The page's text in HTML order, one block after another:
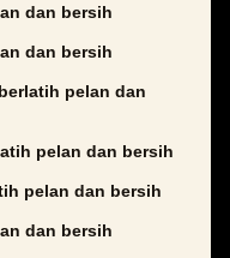
dan bersih
dan bersih
pelan dan
pelan dan bersih
pelan dan bersih
dan bersih